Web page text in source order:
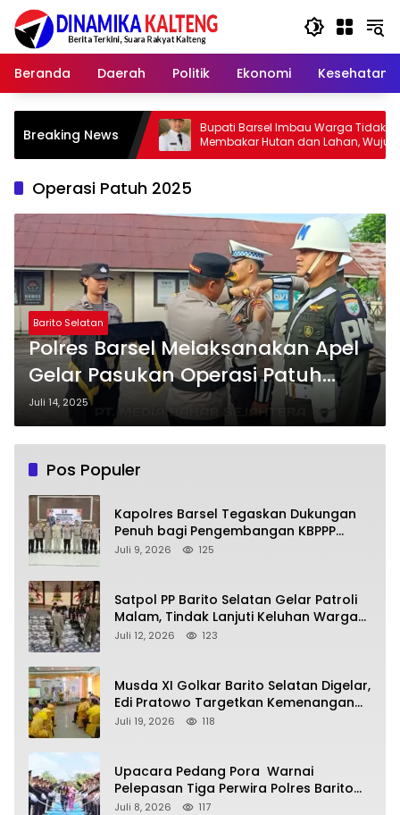
Langsung
konten
Beranda
Daerah Politik Ekonomi Kesehatan
Breaking NewsBupati Barsel Imbau Warga Tidak
Membakar Hutan dan Lahan, Wujudkan
Barito Selatan Bebas Kabut Asap
Operasi Patuh 2025
Barito Selatan
Polres Barsel Melaksanakan Apel
Gelar Pasukan Operasi Patuh
Telabang 2025
Juli 14, 2025
Pos Populer
Kapolres Barsel Tegaskan Dukungan
Penuh bagi Pengembangan KBPPP
Kalimantan Tengah
Juli 9, 2026 125
Satpol PP Barito Selatan Gelar Patroli
Malam, Tindak Lanjuti Keluhan Warga
soal Balap Liar dan Remaja Nongkrong
Juli 12, 2026 123
Musda XI Golkar Barito Selatan Digelar,
Edi Pratowo Targetkan Kemenangan
Partai pada Pemilu Mendatang
Juli 19, 2026 118
Upacara Pedang Pora Warnai
Pelepasan Tiga Perwira Polres Barito
Selatan Masuki Masa Pensiun
Juli 8, 2026 117